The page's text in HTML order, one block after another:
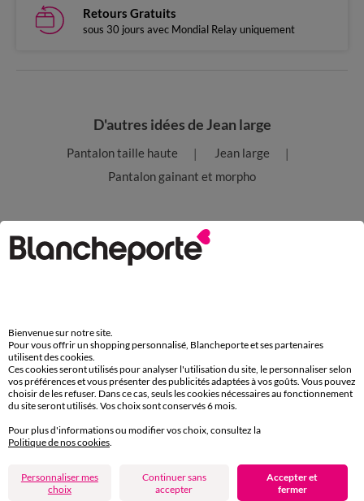
Retours Gratuits
sous 30 jours avec Mondial Relay uniquement
D'autres idées de Jean large
Pantalon taille haute
Jean large
Pantalon gainant et morpho
Paiement 100% sécurisé
domicile, relais, consignes automatiques
Retours gratuits
sous 30 jours avec Mondial Relay uniquement
par chat et par téléphone
de 8h00 à 20h00 du lundi au samedi
Bienvenue sur notre site.
Pour vous offrir un shopping personnalisé, Blancheporte et ses partenaires
utilisent des cookies.
Ces cookies seront utilisés pour analyser l'utilisation du site, le personnaliser selon
vos préférences et vous présenter des publicités adaptées à vos goûts. Vous pouvez
choisir de les refuser. Dans ce cas, seuls les cookies nécessaires au fonctionnement
du site seront utilisés. Vos choix sont conservés 6 mois.
Pour plus d'informations ou modifier vos choix, consultez la
Politique de nos cookies.
Personnaliser mes
choix
Continuer sans
accepter
Accepter et
fermer